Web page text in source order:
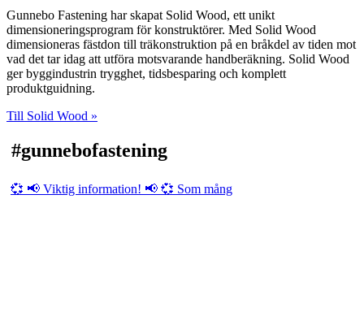
Gunnebo Fastening har skapat Solid Wood, ett unikt
dimensioneringsprogram för konstruktörer. Med Solid Wood
dimensioneras fästdon till träkonstruktion på en bråkdel av tiden mot
vad det tar idag att utföra motsvarande handberäkning. Solid Wood
ger byggindustrin trygghet, tidsbesparing och komplett
produktguidning.
Till Solid Wood »
#gunnebofastening
💞 📢 Viktig information! 📢 💞 Som mång